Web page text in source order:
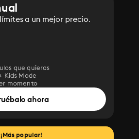
a un mejor precio.
que quieras
Kids Mode
momento
ahora
¡Más popular!